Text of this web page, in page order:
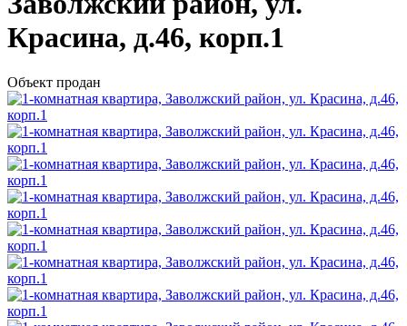
Красина, д.46, корп.1
Объект продан